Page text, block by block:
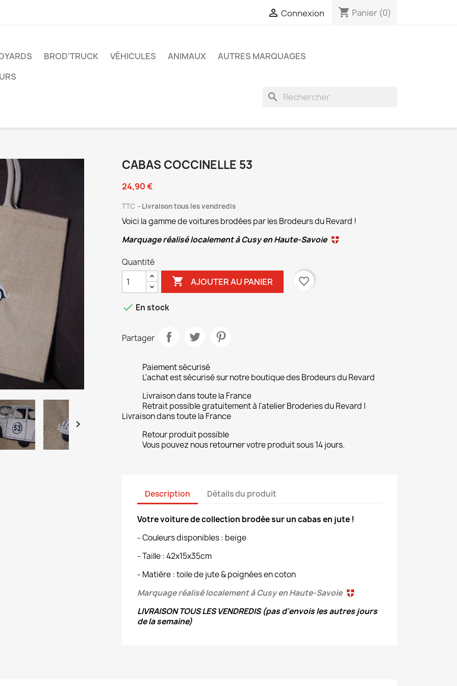
 Connexion shopping_cart Panier (0)
BROD'TRUCK VÉHICULES ANIMAUX
AUTRES MARQUAGES
search

CABAS COCCINELLE 53
24,90 €
TTC Livraison tous les vendredis
Voici la gamme de voitures brodées par les Brodeurs du Revard !
Marquage réalisé localement à Cusy en Haute-Savoie
Quantité
 AJOUTER AU PANIER favorite_border
 En stock
Partager
Paiement sécurisé
L'achat est sécurisé sur notre boutique des Brodeurs du Revard
Livraison dans toute la France
Retrait possible gratuitement à l'atelier Broderies du Revard |
Livraison dans toute la France
Retour produit possible
Vous pouvez nous retourner votre produit sous 14 jours.
Description Détails du produit
Votre voiture de collection brodée sur un cabas en jute !
- Couleurs disponibles : beige
- Taille : 42x15x35cm
- Matière : toile de jute & poignées en coton
Marquage réalisé localement à Cusy en Haute-Savoie
LIVRAISON TOUS LES VENDREDIS (pas d'envois les autres jours
de la semaine)